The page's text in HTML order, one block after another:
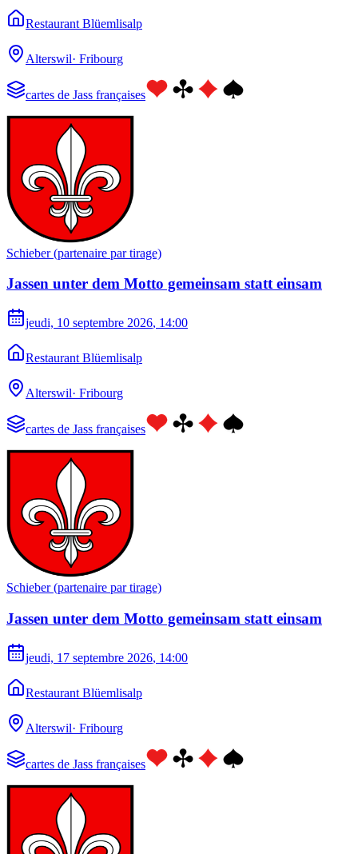
Restaurant Blüemlisalp
Alterswil· Fribourg
cartes de Jass françaises
Schieber (partenaire par tirage)
Jassen unter dem Motto gemeinsam statt einsam
jeudi, 10 septembre 2026, 14:00
Restaurant Blüemlisalp
Alterswil· Fribourg
cartes de Jass françaises
Schieber (partenaire par tirage)
Jassen unter dem Motto gemeinsam statt einsam
jeudi, 17 septembre 2026, 14:00
Restaurant Blüemlisalp
Alterswil· Fribourg
cartes de Jass françaises